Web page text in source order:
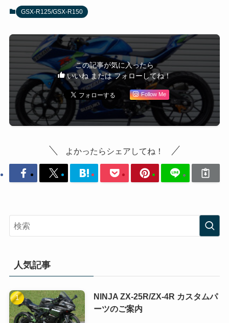
GSX-R125/GSX-R150
この記事が気に入ったら
いいね または フォローしてね！
Follow Me
よかったらシェアしてね！
人気記事
NINJA ZX-25R/ZX-4R カスタムパ
ーツのご案内